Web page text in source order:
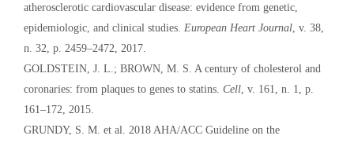
atherosclerotic cardiovascular disease: evidence from genetic,
epidemiologic, and clinical studies. European Heart Journal , v. 38,
n. 32, p. 2459–2472, 2017.
GOLDSTEIN, J. L.; BROWN, M. S. A century of cholesterol and
coronaries: from plaques to genes to statins. Cell , v. 161, n. 1, p.
161–172, 2015.
GRUNDY, S. M. et al. 2018 AHA/ACC Guideline on the